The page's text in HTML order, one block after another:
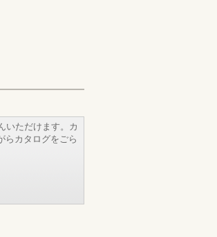
いただけます。カ
らカタログをごら